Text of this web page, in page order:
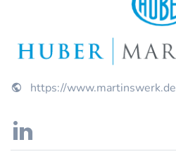
https://www.martinswerk.de